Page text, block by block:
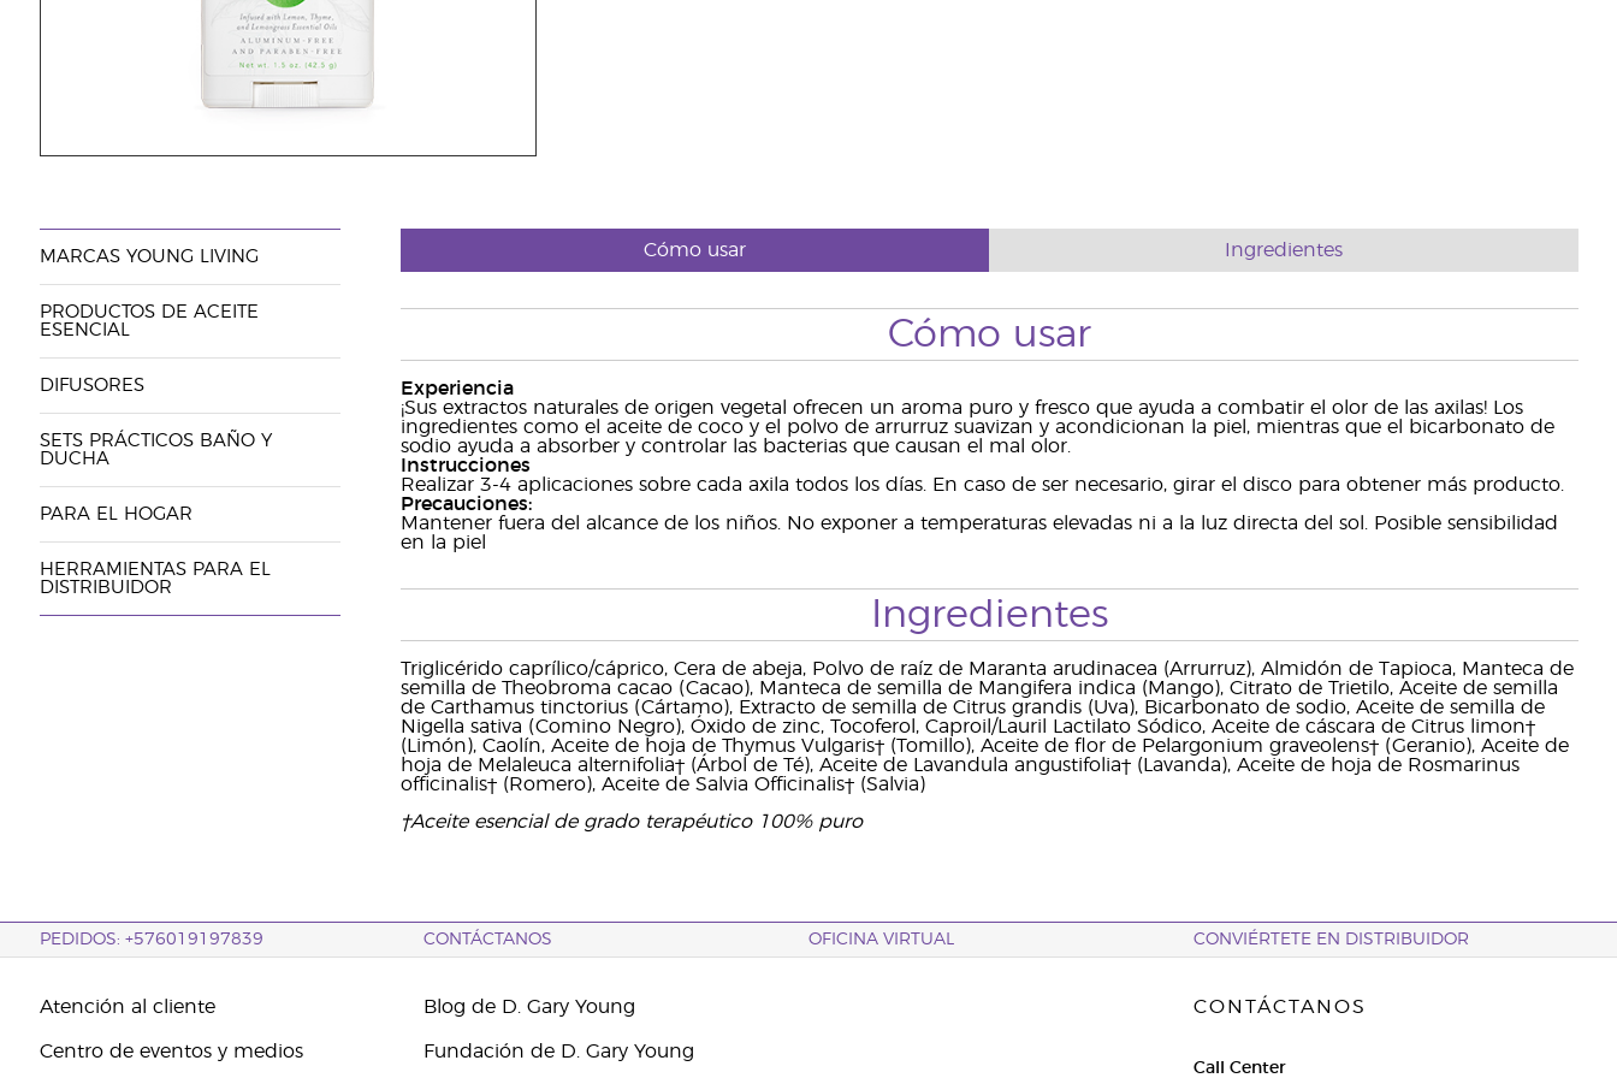
MARCAS YOUNG LIVING
PRODUCTOS DE ACEITE
ESENCIAL
DIFUSORES
SETS PRÁCTICOS BAÑO Y
DUCHA
PARA EL HOGAR
HERRAMIENTAS PARA EL
DISTRIBUIDOR
Cómo usar Ingredientes
Cómo usar
Experiencia
¡Sus extractos naturales de origen vegetal ofrecen un aroma puro y fresco que ayuda a combatir el olor de las axilas! Los
ingredientes como el aceite de coco y el polvo de arrurruz suavizan y acondicionan la piel, mientras que el bicarbonato de
sodio ayuda a absorber y controlar las bacterias que causan el mal olor.
Instrucciones
Realizar 3-4 aplicaciones sobre cada axila todos los días. En caso de ser necesario, girar el disco para obtener más producto.
Precauciones:
Mantener fuera del alcance de los niños. No exponer a temperaturas elevadas ni a la luz directa del sol. Posible sensibilidad
en la piel
Ingredientes
Triglicérido caprílico/cáprico, Cera de abeja, Polvo de raíz de Maranta arudinacea (Arrurruz), Almidón de Tapioca, Manteca de
semilla de Theobroma cacao (Cacao), Manteca de semilla de Mangifera indica (Mango), Citrato de Trietilo, Aceite de semilla
de Carthamus tinctorius (Cártamo), Extracto de semilla de Citrus grandis (Uva), Bicarbonato de sodio, Aceite de semilla de
Nigella sativa (Comino Negro), Óxido de zinc, Tocoferol, Caproil/Lauril Lactilato Sódico, Aceite de cáscara de Citrus limon†
(Limón), Caolín, Aceite de hoja de Thymus Vulgaris† (Tomillo), Aceite de flor de Pelargonium graveolens† (Geranio), Aceite de
hoja de Melaleuca alternifolia† (Árbol de Té), Aceite de Lavandula angustifolia† (Lavanda), Aceite de hoja de Rosmarinus
officinalis† (Romero), Aceite de Salvia Officinalis† (Salvia)
†Aceite esencial de grado terapéutico 100% puro
PEDIDOS: +576019197839 CONTÁCTANOS OFICINA VIRTUAL CONVIÉRTETE EN DISTRIBUIDOR
Atención al cliente
Centro de eventos y medios
Blog de D. Gary Young
Fundación de D. Gary Young
CONTÁCTANOS
Call Center